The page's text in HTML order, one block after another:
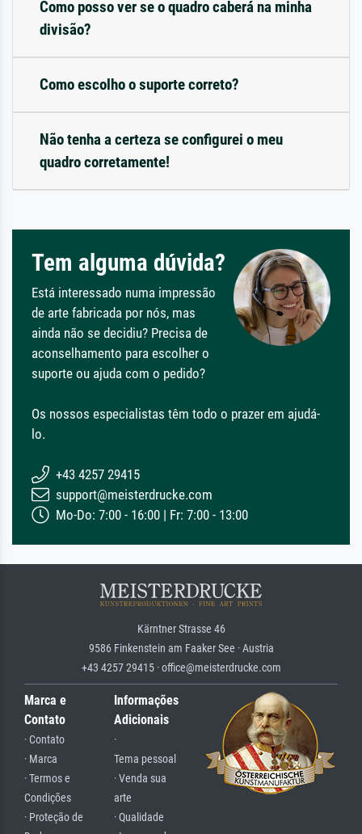
Como posso ver se o quadro caberá na minha
divisão?
Como escolho o suporte correto?
Não tenha a certeza se configurei o meu
quadro corretamente!
Tem alguma dúvida?
Está interessado numa impressão
de arte fabricada por nós, mas
ainda não se decidiu? Precisa de
aconselhamento para escolher o
suporte ou ajuda com o pedido?
Os nossos especialistas têm todo o prazer em ajudá-
lo.
+43 4257 29415
support@meisterdrucke.com
Mo-Do: 7:00 - 16:00 | Fr: 7:00 - 13:00
Kärntner Strasse 46
9586 Finkenstein am Faaker See · Austria
+43 4257 29415 · office@meisterdrucke.com
Marca e
Contato
· Contato
· Marca
· Termos e
Condições
· Proteção de
Informações
Adicionais
·
Tema pessoal
· Venda sua
arte
· Qualidade